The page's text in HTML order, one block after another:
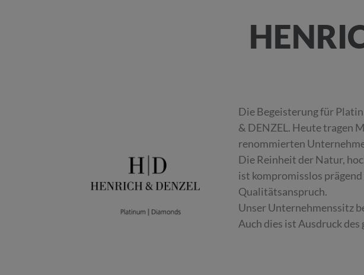
Die Begeisterung für
& DENZEL. Heute tragen
renommierten
Die Reinheit der Natur,
ist kompromisslos
Qualitätsanspruch.
Unser Unternehmenssitz
Auch dies ist Ausdruck